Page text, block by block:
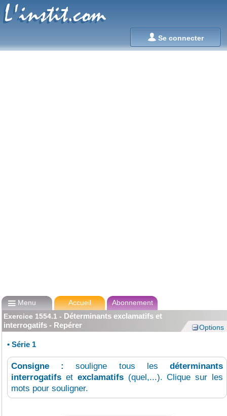
Se connecter
L'instit.com
L'instit.com
Menu Accueil
Abonnement
Exercice 1554.1 - Déterminants exclamatifs et
interrogatifs - Repérer
Options
• Série 1
Consigne :souligne tous lesdéterminants
interrogatifs et exclamatifs(quel,...). Clique sur les
mots pour souligner.